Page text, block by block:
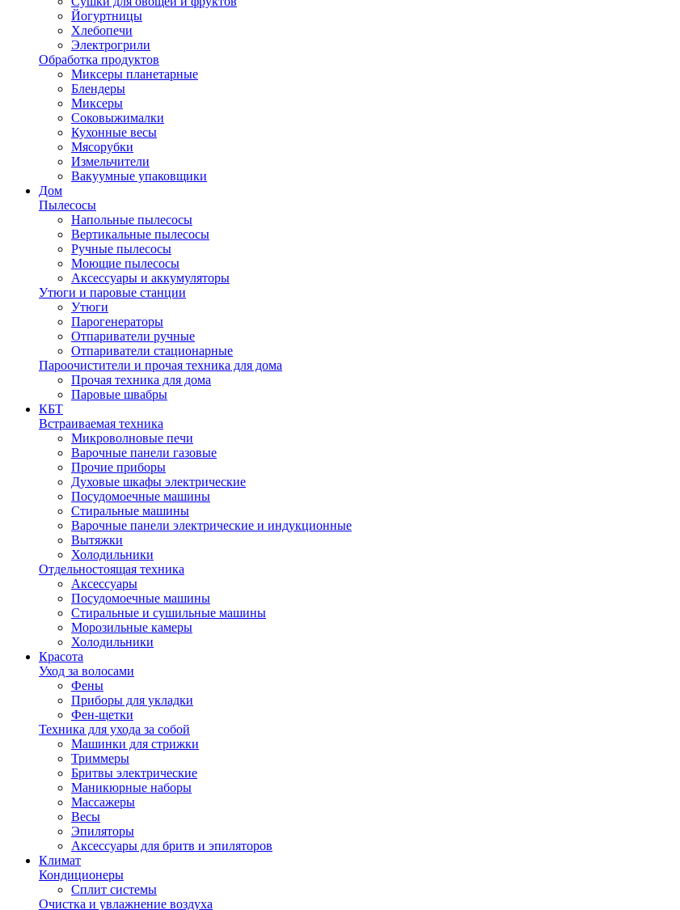
Йогуртницы
Хлебопечи
Электрогрили
Обработка продуктов
Миксеры планетарные
Блендеры
Миксеры
Соковыжималки
Кухонные весы
Мясорубки
Измельчители
Вакуумные упаковщики
Дом
Пылесосы
Напольные пылесосы
Вертикальные пылесосы
Ручные пылесосы
Моющие пылесосы
Аксессуары и аккумуляторы
Утюги и паровые станции
Утюги
Парогенераторы
Отпариватели ручные
Отпариватели стационарные
Пароочистители и прочая техника для дома
Прочая техника для дома
Паровые швабры
КБТ
Встраиваемая техника
Микроволновые печи
Варочные панели газовые
Прочие приборы
Духовые шкафы электрические
Посудомоечные машины
Стиральные машины
Варочные панели электрические и индукционные
Вытяжки
Холодильники
Отдельностоящая техника
Аксессуары
Посудомоечные машины
Стиральные и сушильные машины
Морозильные камеры
Холодильники
Красота
Уход за волосами
Фены
Приборы для укладки
Фен-щетки
Техника для ухода за собой
Машинки для стрижки
Триммеры
Бритвы электрические
Маникюрные наборы
Массажеры
Весы
Эпиляторы
Аксессуары для бритв и эпиляторов
Климат
Кондиционеры
Сплит системы
Очистка и увлажнение воздуха